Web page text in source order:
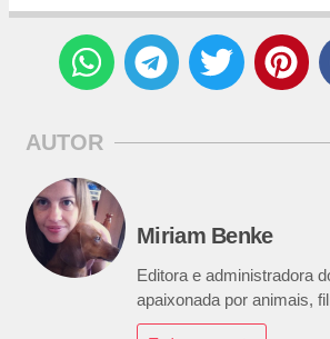
AUTOR
Miriam Benke
Editora e administradora
apaixonada por animais,